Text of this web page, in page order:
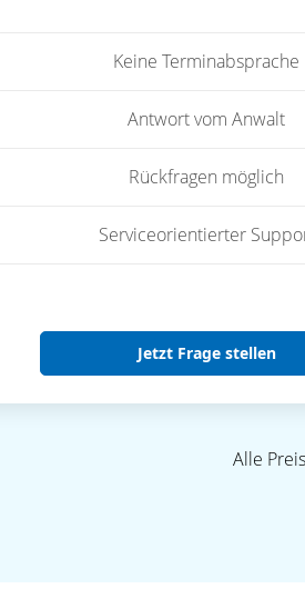
Keine Terminabsprache
Antwort vom Anwalt
Rückfragen möglich
Serviceorientierter
Jetzt Frage stellen
Alle